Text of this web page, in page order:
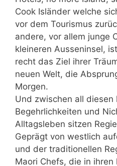
Cook Isländer welche
vor dem Tourismus
andere, vor allem junge
kleineren Ausseninsel,
recht das Ziel ihrer
neuen Welt, die
Morgen.
Und zwischen all diesen
Begehrlichkeiten und
Alltagsleben sitzen
Geprägt von westlich
und der traditionellen
Maori Chefs, die in